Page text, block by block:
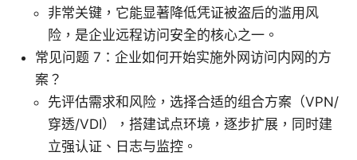
非常关键，它能显著降低凭证被盗后的滥用风
险，是企业远程访问安全的核心之一。
常见问题 7：企业如何开始实施外网访问内网的方
案？
先评估需求和风险，选择合适的组合方案（VPN/
穿透/VDI），搭建试点环境，逐步扩展，同时建
立强认证、日志与监控。